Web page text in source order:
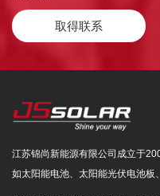
取得联系
江苏锦尚新能源有限公司成立于
如太阳能电池、太阳能光伏电池板